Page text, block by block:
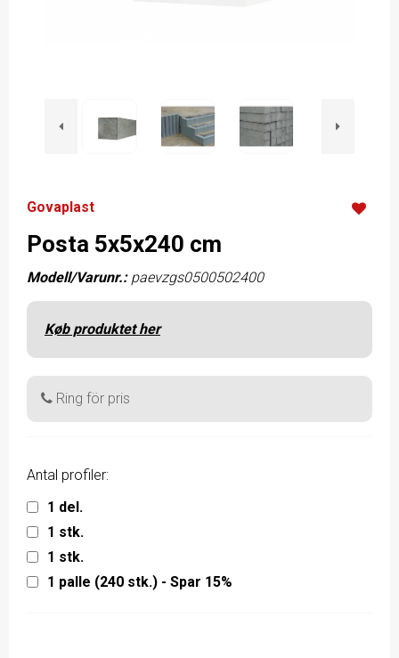
Govaplast
Posta 5x5x240 cm
Modell/Varunr.: paevzgs0500502400
Køb produktet her
Ring för pris
Antal profiler:
1 del.
1 stk.
1 stk.
1 palle (240 stk.) - Spar 15%